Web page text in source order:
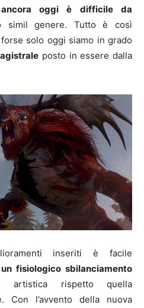
oggi è difficile da
genere. Tutto è così
solo oggi siamo in grado
posto in essere dalla
inseriti è facile
un fisiologico sbilanciamento
artistica rispetto quella
Con l’avvento della nuova